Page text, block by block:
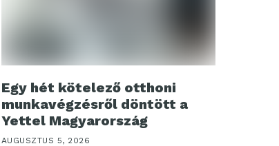
Egy hét kötelező otthoni
munkavégzésről döntött a
Yettel Magyarország
AUGUSZTUS 5, 2026